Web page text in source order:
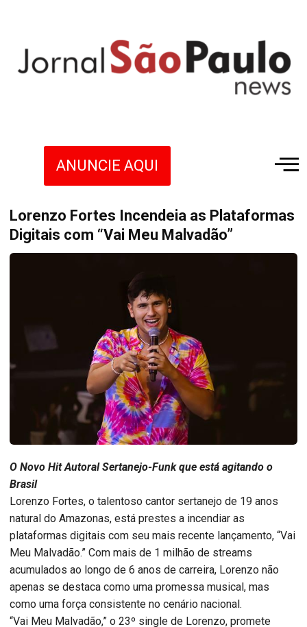
ANUNCIE AQUI
Lorenzo Fortes Incendeia as Plataformas
Digitais com “Vai Meu Malvadão”
O Novo Hit Autoral Sertanejo-Funk que está agitando o
Brasil
Lorenzo Fortes, o talentoso cantor sertanejo de 19 anos
natural do Amazonas, está prestes a incendiar as
plataformas digitais com seu mais recente lançamento, “Vai
Meu Malvadão.” Com mais de 1 milhão de streams
acumulados ao longo de 6 anos de carreira, Lorenzo não
apenas se destaca como uma promessa musical, mas
como uma força consistente no cenário nacional.
“Vai Meu Malvadão,” o 23º single de Lorenzo, promete